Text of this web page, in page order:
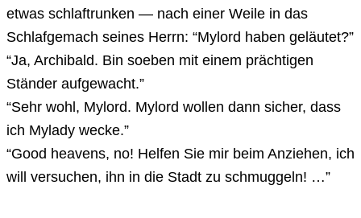
etwas schlaftrunken — nach einer Weile in das
Schlafgemach seines Herrn: “Mylord haben geläutet?”
“Ja, Archibald. Bin soeben mit einem prächtigen
Ständer aufgewacht.”
“Sehr wohl, Mylord. Mylord wollen dann sicher, dass
ich Mylady wecke.”
“Good heavens, no! Helfen Sie mir beim Anziehen, ich
will versuchen, ihn in die Stadt zu schmuggeln! …”